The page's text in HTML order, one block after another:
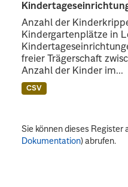
Anzahl der
Kindergartenplätze in
freier Trägerschaft
Anzahl der Kinder im...
CSV
Sie können dieses Register
Dokumentation) abrufen.